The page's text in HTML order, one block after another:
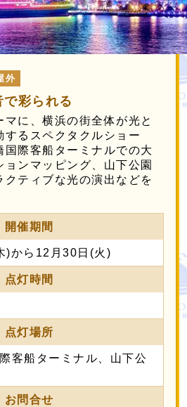
外
彩られる
に、横浜の街全体が光と
するスペクタクルショー
国際客船ターミナルでの大
ンマッピング、山下公園
クティブな光の演出などを
開催期間
)から12月30日(火)
点灯時間
点灯場所
客船ターミナル、山下公
お問合せ